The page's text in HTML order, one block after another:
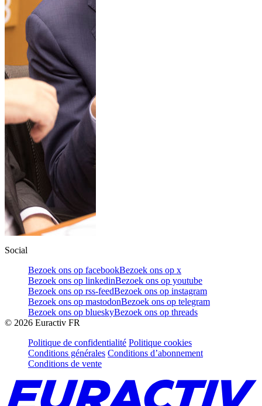
Social
Bezoek ons op facebookBezoek ons op x
Bezoek ons op linkedinBezoek ons op youtube
Bezoek ons op rss-feedBezoek ons op instagram
Bezoek ons op mastodonBezoek ons op telegram
Bezoek ons op blueskyBezoek ons op threads
© 2026 Euractiv FR
Politique de confidentialité Politique cookies
Conditions générales Conditions d’abonnement
Conditions de vente